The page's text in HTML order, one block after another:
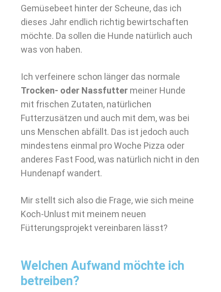
Gemüsebeet hinter der Scheune, das ich
dieses Jahr endlich richtig bewirtschaften
möchte. Da sollen die Hunde natürlich auch
was von haben.
Ich verfeinere schon länger das normale
Trocken- oder Nassfutter meiner Hunde
mit frischen Zutaten, natürlichen
Futterzusätzen und auch mit dem, was bei
uns Menschen abfällt. Das ist jedoch auch
mindestens einmal pro Woche Pizza oder
anderes Fast Food, was natürlich nicht in den
Hundenapf wandert.
Mir stellt sich also die Frage, wie sich meine
Koch-Unlust mit meinem neuen
Fütterungsprojekt vereinbaren lässt?
Welchen Aufwand möchte ich
betreiben?